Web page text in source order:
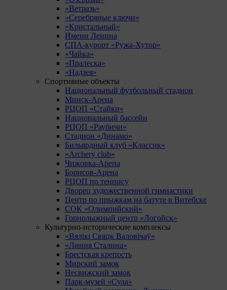
«Ветразь»
«Серебряные ключи»
«Кристальный»
Имени Ленина
СПА-курорт «Ружа-Хутор»
«Чайка»
«Пралеска»
«Надзея»
Спортивные объекты
Национальный футбольный стадион
Минск-Арена
РЦОП «Стайки»
Национальный бассейн
РЦОП «Раубичи»
Стадион «Динамо»
Бильярдный клуб «Классик»
«Archery club»
Чижовка-Арена
Борисов-Арена
РЦОП по теннису
Дворец художественной гимнастики
Центр по прыжкам на батуте в Витебске
СОК «Олимпийский»
Горнолыжный центр «Логойск»
Культурно-исторические комплексы
«Вялікі Свяцк Валовічаў»
«Линия Сталина»
Брестская крепость
Мирский замок
Несвижский замок
Парк-музей «Сула»